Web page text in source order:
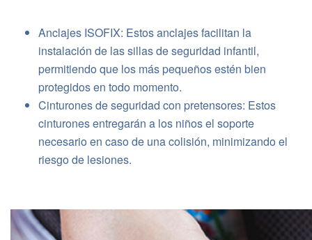
Anclajes ISOFIX: Estos anclajes facilitan la
instalación de las sillas de seguridad infantil,
permitiendo que los más pequeños estén bien
protegidos en todo momento.
Cinturones de seguridad con pretensores: Estos
cinturones entregarán a los niños el soporte
necesario en caso de una colisión, minimizando el
riesgo de lesiones.